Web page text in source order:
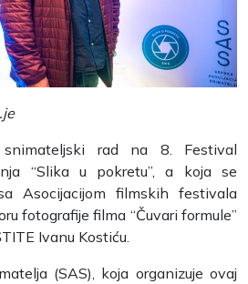
rad na 8. Festival
“Slika u pokretu”, a koja se
Asocijacijom filmskih festivala
fotografije filma “Čuvari formule”
Ivanu Kostiću.
(SAS), koja organizuje ovaj